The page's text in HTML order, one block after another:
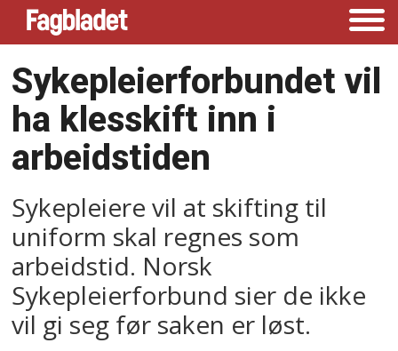
Sykepleierforbundet vil
ha klesskift inn i
arbeidstiden
Sykepleiere vil at skifting til
uniform skal regnes som
arbeidstid. Norsk
Sykepleierforbund sier de ikke
vil gi seg før saken er løst.